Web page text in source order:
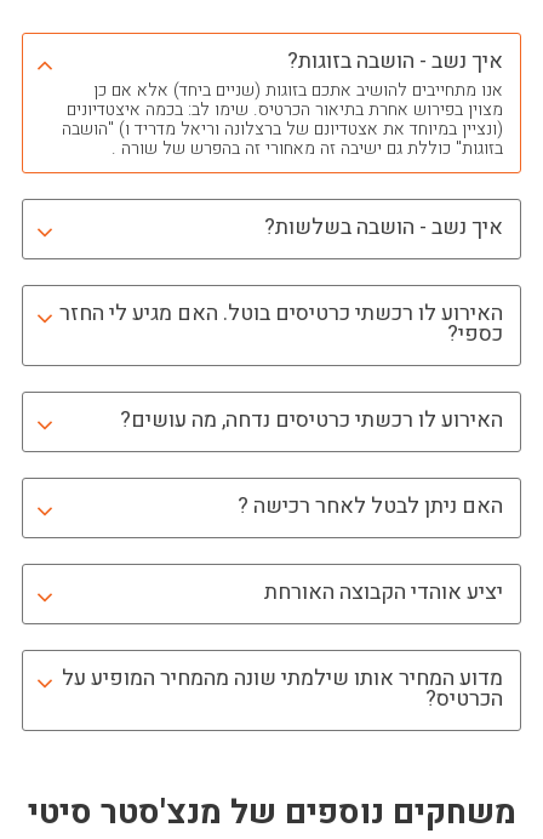
איך נשב - הושבה בזוגות?
אנו מתחייבים להושיב אתכם בזוגות (שניים ביחד) אלא אם כן
מצוין בפירוש אחרת בתיאור הכרטיס. שימו לב: בכמה איצטדיונים
(ונציין במיוחד את אצטדיונם של ברצלונה וריאל מדריד ו) "הושבה
בזוגות" כוללת גם ישיבה זה מאחורי זה בהפרש של שורה .
איך נשב - הושבה בשלשות?
האירוע לו רכשתי כרטיסים בוטל. האם מגיע לי החזר
כספי?
האירוע לו רכשתי כרטיסים נדחה, מה עושים?
האם ניתן לבטל לאחר רכישה ?
יציע אוהדי הקבוצה האורחת
מדוע המחיר אותו שילמתי שונה מהמחיר המופיע על
הכרטיס?
משחקים נוספים של מנצ'סטר סיטי